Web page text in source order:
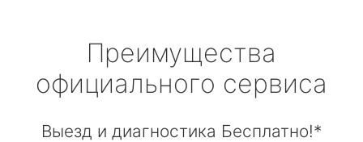
Преимущества
официального сервиса
Выезд и диагностика Бесплатно!*